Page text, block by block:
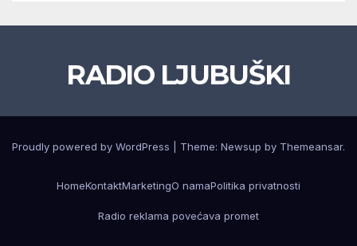
RADIO LJUBUŠKI
Proudly powered by WordPress Theme: Newsup by Themeansar.
HomeKontaktMarketingO namaPolitika privatnosti
Radio reklama povećava promet